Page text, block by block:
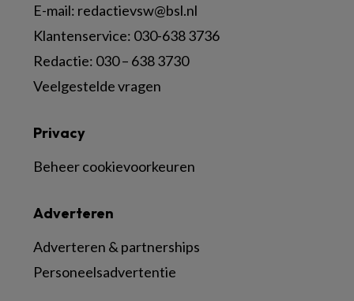
E-mail: redactievsw@bsl.nl
Klantenservice: 030-638 3736
Redactie: 030 – 638 3730
Veelgestelde vragen
Adverteren
Adverteren & partnerships
Personeelsadvertentie
Privacy
Beheer cookievoorkeuren